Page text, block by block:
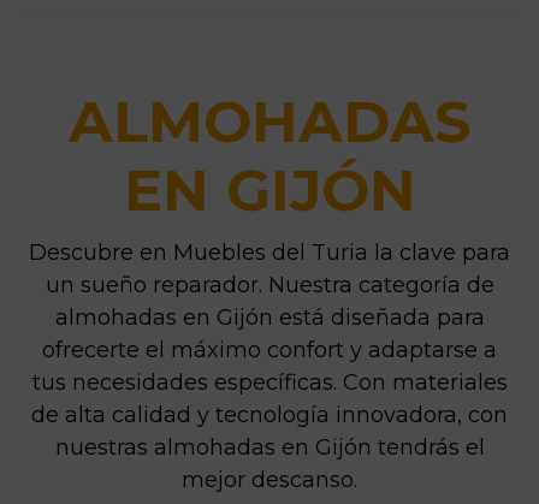
ALMOHADAS
EN GIJÓN
Descubre en Muebles del Turia la clave para
un sueño reparador. Nuestra categoría de
almohadas en Gijón está diseñada para
ofrecerte el máximo confort y adaptarse a
tus necesidades específicas. Con materiales
de alta calidad y tecnología innovadora, con
nuestras almohadas en Gijón tendrás el
mejor descanso.